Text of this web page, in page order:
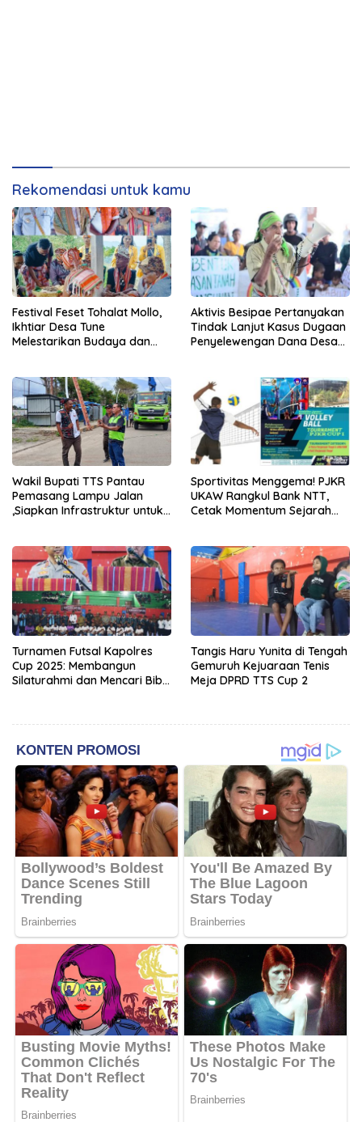
Rekomendasi untuk kamu
Festival Feset Tohalat Mollo,
Ikhtiar Desa Tune
Melestarikan Budaya dan
Aktivis Besipae Pertanyakan
Tindak Lanjut Kasus Dugaan
Penyelewengan Dana Desa
Wakil Bupati TTS Pantau
Pemasang Lampu Jalan
,Siapkan Infrastruktur untuk
Sportivitas Menggema! PJKR
UKAW Rangkul Bank NTT,
Cetak Momentum Sejarah
Turnamen Futsal Kapolres
Cup 2025: Membangun
Silaturahmi dan Mencari Bibit
Tangis Haru Yunita di Tengah
Gemuruh Kejuaraan Tenis
Meja DPRD TTS Cup 2